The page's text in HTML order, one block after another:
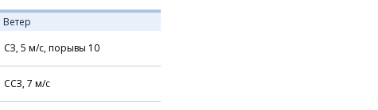
Ветер
СЗ, 5 м/с, порывы 10
ССЗ, 7 м/с